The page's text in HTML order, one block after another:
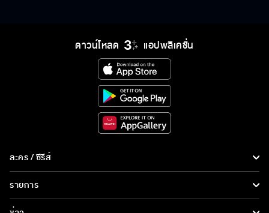
ดาวน์โหลด แอปพลิเคชั่น
ละคร / ซีรีส์
ละคร/ซีรีส์
ซีรีส์นานาชาติ
รายการ
รายการทั้งหมด